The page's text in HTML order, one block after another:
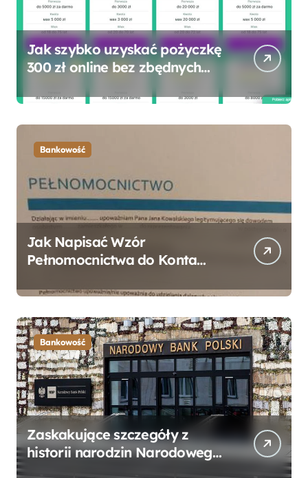
Jak szybko uzyskać pożyczkę
300 zł online bez zbędnych
Bankowość
Jak Napisać Wzór
Pełnomocnictwa do Konta
Przewodnik
Bankowość
Zaskakujące szczegóły z
historii narodzin Narodowego